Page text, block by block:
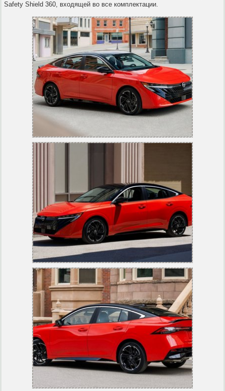
Safety Shield 360, входящей во все комплектации.